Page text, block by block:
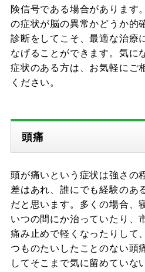
険信号である場合があります
の症状が脳の異常かどうか的
診断をしてこそ、最適な治療
なげることができます。気に
症状のある方は、お気軽にご
ください。
頭痛
頭が痛いという症状は強さの
差はあれ、誰にでも経験のあ
だと思います。多くの場合、
いつの間にか治っていたり、
痛み止めで軽くなったりして
つものたいしたことのない頭
してそこまで気に留めていな